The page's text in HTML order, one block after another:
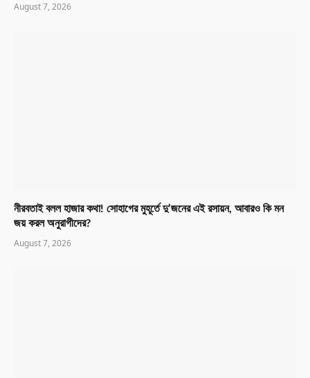
August 7, 2026
নীরবতাই বলল হাজার কথা! সোহাগের মুহূর্তে দু’জনের এই রসায়ন, আবারও কি মন
জয় করল অনুরাগীদের?
August 7, 2026